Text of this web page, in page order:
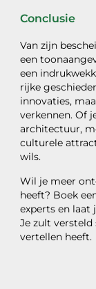
Conclusie
Van zijn
een
een
rijke
innovaties,
verkennen. Of
architectuur,
culturele
wils.
Wil je meer
heeft? Boek
experts en laat
Je zult versteld
vertellen heeft.